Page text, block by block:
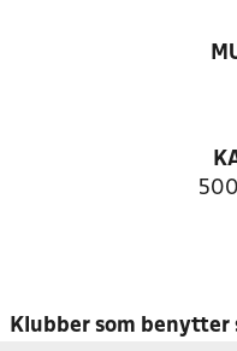
Klubber som